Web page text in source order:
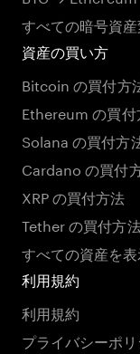
すべての暗号資
資産の買い方
Bitcoin の買付方
Ethereum の買付
Solana の買付方
Cardano の買付
XRP の買付方法
Tether の買付方
すべての資産を
利用規約
利用規約
プライバシーポ